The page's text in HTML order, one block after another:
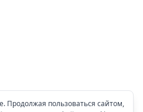
Продолжая пользоваться сайтом,